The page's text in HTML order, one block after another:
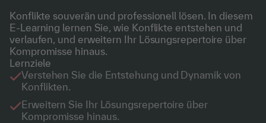
Konflikte souverän und professionell lösen. In diesem
E-Learning lernen Sie, wie Konflikte entstehen und
verlaufen, und erweitern Ihr Lösungsrepertoire über
Kompromisse hinaus.
Lernziele
Verstehen Sie die Entstehung und Dynamik von
Konflikten.
Erweitern Sie Ihr Lösungsrepertoire über
Kompromisse hinaus.